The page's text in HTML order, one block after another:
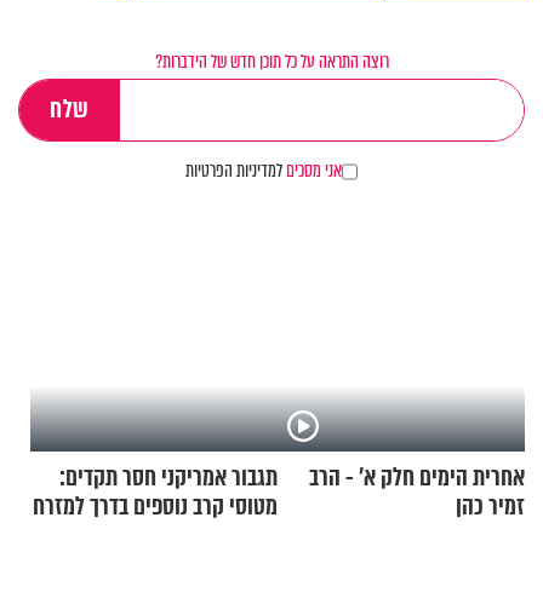
רוצה התראה על כל תוכן חדש של הידברות?
אני מסכיםלמדיניות הפרטיות
אחרית הימים חלק א’ - הרב
זמיר כהן
תגבור אמריקני חסר תקדים:
מטוסי קרב נוספים בדרך למזרח